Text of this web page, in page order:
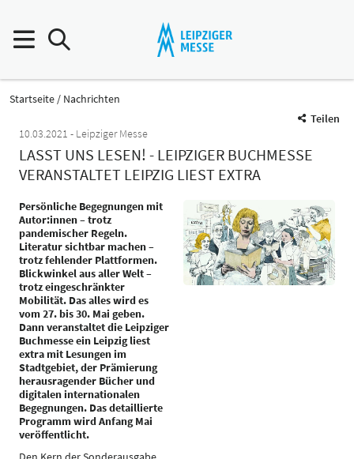
Startseite
Nachrichten
Teilen
10.03.2021
Leipziger Messe
LASST UNS LESEN! - LEIPZIGER BUCHMESSE
VERANSTALTET LEIPZIG LIEST EXTRA
Persönliche Begegnungen mit
Autor:innen – trotz
pandemischer Regeln.
Literatur sichtbar machen –
trotz fehlender Plattformen.
Blickwinkel aus aller Welt –
trotz eingeschränkter
Mobilität. Das alles wird es
vom 27. bis 30. Mai geben.
Dann veranstaltet die Leipziger
Buchmesse ein Leipzig liest
extra mit Lesungen im
Stadtgebiet, der Prämierung
herausragender Bücher und
digitalen internationalen
Begegnungen. Das detaillierte
Programm wird Anfang Mai
veröffentlicht.